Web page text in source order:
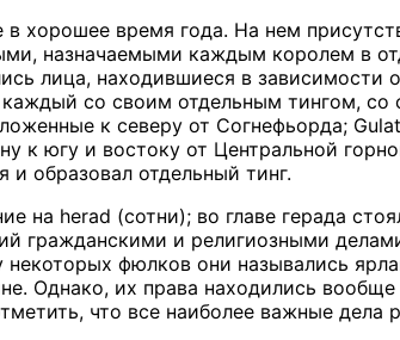
в хорошее время года. На нем
назначаемыми каждым королем в
лица, находившиеся в зависимости
каждый со своим отдельным тингом,
к северу от Согнефьорда;
к югу и востоку от Центральной
и образовал отдельный тинг.
на herad (сотни); во главе герада
гражданскими и религиозными
фюлков они назывались
Однако, их права находились
что все наиболее важные